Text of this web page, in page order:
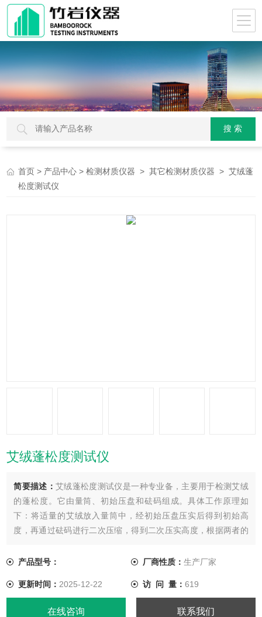
首页 > 产品中心 >检测材质仪器 >其它检测材质仪器 > 艾绒蓬
松度测试仪
艾绒蓬松度测试仪
简要描述： 艾绒蓬松度测试仪是一种专业备，主要用于检测艾绒
的蓬松度。它由量筒、初始压盘和砝码组成。具体工作原理如
下：将适量的艾绒放入量筒中，经初始压盘压实后得到初始高
度，再通过砝码进行二次压缩，得到二次压实高度，根据两者的
产品型号：
厂商性质： 生产厂家
更新时间： 2025-12-22 访 问 量： 619
在线咨询 联系我们